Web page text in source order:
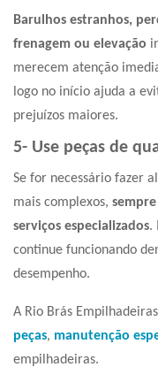
Barulhos estranhos,
frenagem ou elevação
merecem atenção
logo no início ajuda a
prejuízos maiores.
5- Use peças de
Se for necessário fazer
mais complexos,
serviços especializados.
continue funcionando
desempenho.
A Rio Brás
peças, manutenção
empilhadeiras.